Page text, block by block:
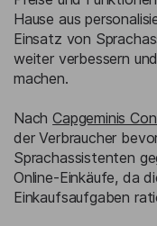
Hause aus
Einsatz von
weiter verbessern
machen.
NachCapgeminis
der Verbraucher
Sprachassistenten
Online-Einkäufe, da
Einkaufsaufgaben